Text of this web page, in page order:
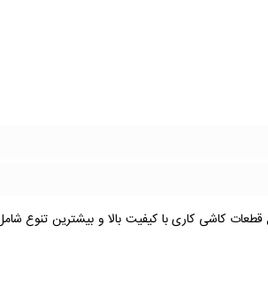
کاشی کاری با کیفیت بالا و بیشترین تنوع